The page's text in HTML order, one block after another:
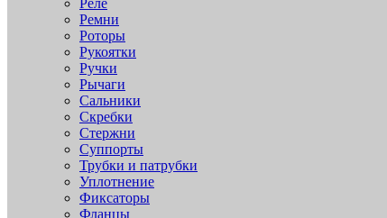
Реле
Ремни
Роторы
Рукоятки
Ручки
Рычаги
Сальники
Скребки
Стержни
Суппорты
Трубки и патрубки
Уплотнение
Фиксаторы
Фланцы